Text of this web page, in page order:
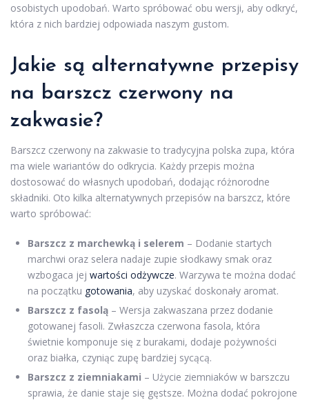
osobistych upodobań. Warto spróbować obu wersji, aby odkryć,
która z nich bardziej odpowiada naszym gustom.
Jakie są alternatywne przepisy
na barszcz czerwony na
zakwasie?
Barszcz czerwony na zakwasie to tradycyjna polska zupa, która
ma wiele wariantów do odkrycia. Każdy przepis można
dostosować do własnych upodobań, dodając różnorodne
składniki. Oto kilka alternatywnych przepisów na barszcz, które
warto spróbować:
Barszcz z marchewką i selerem – Dodanie startych
marchwi oraz selera nadaje zupie słodkawy smak oraz
wzbogaca jej wartości odżywcze. Warzywa te można dodać
na początku gotowania, aby uzyskać doskonały aromat.
Barszcz z fasolą – Wersja zakwaszana przez dodanie
gotowanej fasoli. Zwłaszcza czerwona fasola, która
świetnie komponuje się z burakami, dodaje pożywności
oraz białka, czyniąc zupę bardziej sycącą.
Barszcz z ziemniakami – Użycie ziemniaków w barszczu
sprawia, że danie staje się gęstsze. Można dodać pokrojone